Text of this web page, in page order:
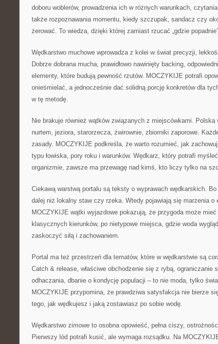
doboru woblerów, prowadzenia ich w różnych warunkach,
także rozpoznawania momentu, kiedy szczupak, sandacz czy
żerować. To wiedza, dzięki której zamiast rzucać „gdzie
Wędkarstwo muchowe wprowadza z kolei w świat precyzji,
Dobrze dobrana mucha, prawidłowo nawinięty backing,
elementy, które budują pewność rzutów. MOCZYKIJE potrafi
onieśmielać, a jednocześnie dać solidną porcję konkretów dla
w tę metodę.
Nie brakuje również wątków związanych z miejscówkami.
nurtem, jeziora, starorzecza, żwirownie, zbiorniki zaporowe.
zasady. MOCZYKIJE podkreśla, że warto rozumieć, jak
typu łowiska, pory roku i warunków. Wędkarz, który potrafi
organizmie, zawsze ma przewagę nad kimś, kto liczy tylko na
Ciekawą warstwą portalu są teksty o wyprawach wędkarskich.
dalej niż lokalny staw czy rzeka. Wtedy pojawiają się marzenia
MOCZYKIJE wątki wyjazdowe pokazują, że przygoda może
klasycznych kierunków, po nietypowe miejsca, gdzie woda
zaskoczyć siłą i zachowaniem.
Portal ma też przestrzeń dla tematów, które w wędkarstwie są
Catch & release, właściwe obchodzenie się z rybą, ograniczanie
odhaczania, dbanie o kondycję populacji – to nie moda, tylko
MOCZYKIJE przypomina, że prawdziwa satysfakcja nie bierze
tego, jak wędkujesz i jaką zostawiasz po sobie wodę.
Wędkarstwo zimowe to osobna opowieść, pełna ciszy,
Pierwszy lód potrafi kusić, ale wymaga rozsądku. Na